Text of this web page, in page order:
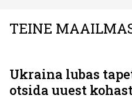
TEINE
Ukraina lubas
otsida uuest